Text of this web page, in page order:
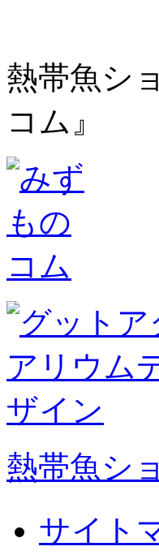
熱帯魚シ
コム』
熱帯魚シ
サイト